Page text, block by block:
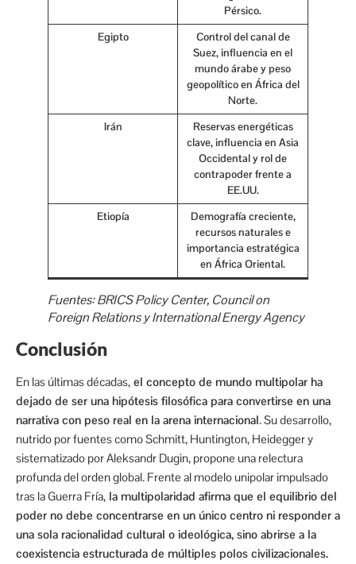
Pérsico.
Egipto
Control del canal de
Suez, influencia en el
mundo árabe y peso
geopolítico en África del
Norte.
Irán
Reservas energéticas
clave, influencia en Asia
Occidental y rol de
contrapoder frente a
EE.UU.
Etiopía
Demografía creciente,
recursos naturales e
importancia estratégica
en África Oriental.
Fuentes: BRICS Policy Center, Council on
Foreign Relations y International Energy Agency
Conclusión
En las últimas décadas, el concepto de mundo multipolar ha
dejado de ser una hipótesis filosófica para convertirse en una
narrativa con peso real en la arena internacional. Su desarrollo,
nutrido por fuentes como Schmitt, Huntington, Heidegger y
sistematizado por Aleksandr Dugin, propone una relectura
profunda del orden global. Frente al modelo unipolar impulsado
tras la Guerra Fría, la multipolaridad afirma que el equilibrio del
poder no debe concentrarse en un único centro ni responder a
una sola racionalidad cultural o ideológica, sino abrirse a la
coexistencia estructurada de múltiples polos civilizacionales.